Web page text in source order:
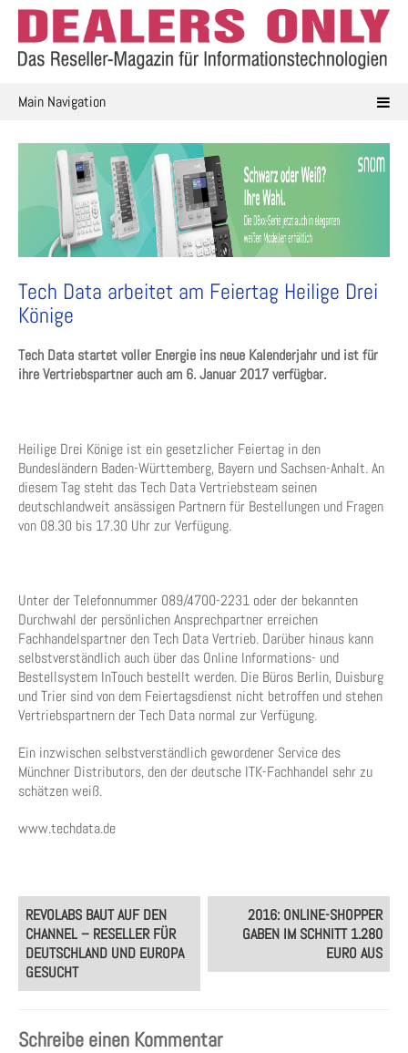
Skip
content
Main Navigation
Tech Data arbeitet am Feiertag Heilige Drei
Könige
Tech Data startet voller Energie ins neue Kalenderjahr und ist für
ihre Vertriebspartner auch am 6. Januar 2017 verfügbar.
Heilige Drei Könige ist ein gesetzlicher Feiertag in den
Bundesländern Baden-Württemberg, Bayern und Sachsen-Anhalt. An
diesem Tag steht das Tech Data Vertriebsteam seinen
deutschlandweit ansässigen Partnern für Bestellungen und Fragen
von 08.30 bis 17.30 Uhr zur Verfügung.
Unter der Telefonnummer 089/4700-2231 oder der bekannten
Durchwahl der persönlichen Ansprechpartner erreichen
Fachhandelspartner den Tech Data Vertrieb. Darüber hinaus kann
selbstverständlich auch über das Online Informations- und
Bestellsystem InTouch bestellt werden. Die Büros Berlin, Duisburg
und Trier sind von dem Feiertagsdienst nicht betroffen und stehen
Vertriebspartnern der Tech Data normal zur Verfügung.
Ein inzwischen selbstverständlich gewordener Service des
Münchner Distributors, den der deutsche ITK-Fachhandel sehr zu
schätzen weiß.
www.techdata.de
Post
navigation
REVOLABS BAUT AUF DEN
CHANNEL – RESELLER FÜR
DEUTSCHLAND UND EUROPA
GESUCHT
2016: ONLINE-SHOPPER
GABEN IM SCHNITT 1.280
EURO AUS
Schreibe einen Kommentar